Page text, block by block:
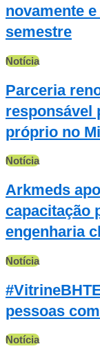
novamente
semestre
Notícia
Parceria
responsável
próprio no
Notícia
Arkmeds
capacitação
engenharia
Notícia
pessoas
Notícia